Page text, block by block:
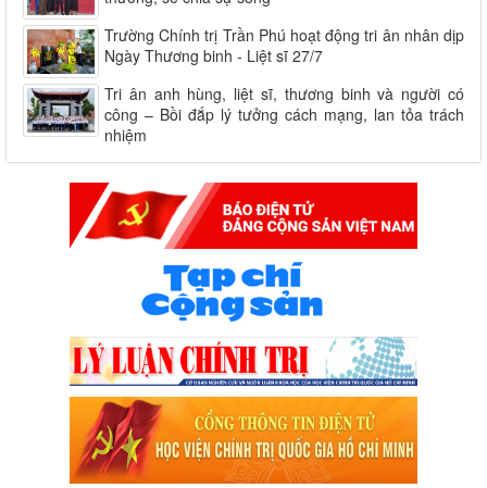
Trường Chính trị Trần Phú hoạt động tri ân nhân dịp
Ngày Thương binh - Liệt sĩ 27/7
Tri ân anh hùng, liệt sĩ, thương binh và người có
công – Bồi đắp lý tưởng cách mạng, lan tỏa trách
nhiệm